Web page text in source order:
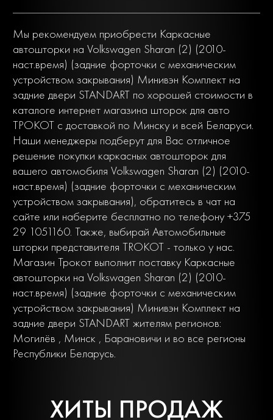
Мы рекомендуем приобрести Каркасные
автошторки на Volkswagen Sharan (2) (2010-
наст.время) (задние форточки с механическим
устройством закрывания) Минивэн Комплект на
задние двери STANDART по хорошей стоимости в
каталоге интернет магазина шторок для авто
ТРОКОТ с доставкой по Минску и всей Беларуси.
Наши менеджеры подберут для Вас отличное
решение покупки каркасных автошторок для
вашего автомобиля Volkswagen Sharan (2) (2010-
наст.время) (задние форточки с механическим
устройством закрывания), обратитесь в чат на
сайте или наберите бесплатно по телефону +375
29 1051160. Также, выбирай Автомобильные
шторки представителя TROKOT - только у нас.
Магазин Трокот выполнит поставку Каркасные
автошторки на Volkswagen Sharan (2) (2010-
наст.время) (задние форточки с механическим
устройством закрывания) Минивэн Комплект на
задние двери STANDART жителям регионов:
Могилёв , Минск , Барановичи и во все регионы
Республики Беларусь.
ХИТЫ ПРОДАЖ